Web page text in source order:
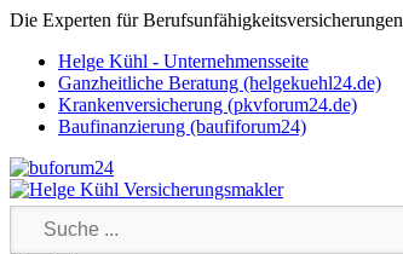
Die Experten für Berufsunfähigkeitsversicherungen
Helge Kühl - Unternehmensseite
Ganzheitliche Beratung (helgekuehl24.de)
Krankenversicherung (pkvforum24.de)
Baufinanzierung (baufiforum24)